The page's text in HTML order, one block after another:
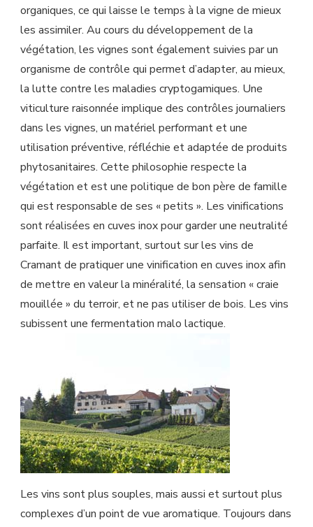
organiques, ce qui laisse le temps à la vigne de mieux
les assimiler. Au cours du développement de la
végétation, les vignes sont également suivies par un
organisme de contrôle qui permet d’adapter, au mieux,
la lutte contre les maladies cryptogamiques. Une
viticulture raisonnée implique des contrôles journaliers
dans les vignes, un matériel performant et une
utilisation préventive, réfléchie et adaptée de produits
phytosanitaires. Cette philosophie respecte la
végétation et est une politique de bon père de famille
qui est responsable de ses « petits ». Les vinifications
sont réalisées en cuves inox pour garder une neutralité
parfaite. Il est important, surtout sur les vins de
Cramant de pratiquer une vinification en cuves inox afin
de mettre en valeur la minéralité, la sensation « craie
mouillée » du terroir, et ne pas utiliser de bois. Les vins
subissent une fermentation malo lactique.
Les vins sont plus souples, mais aussi et surtout plus
complexes d’un point de vue aromatique. Toujours dans